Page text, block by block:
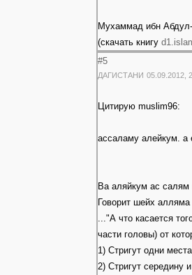
Мухаммад ибн
(скачать книгу
#5
ДАГИСТАНИ 05.09.2012,
Цитирую muslim96:
ассаламу алейкум. а
Ва аляйкум ас
Говорит шейх
..."А что касается
части головы) от
1) Стригут одни
2) Стригут середину